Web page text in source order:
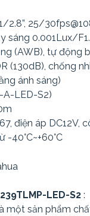
2.8”, 25/
sáng 0.001Lux/
(AWB), tự động
(130dB), chống
ánh sáng)
A-LED-S2)
điện áp DC12V,
40°C~+60°C
LED-S2 :
một sản phẩm